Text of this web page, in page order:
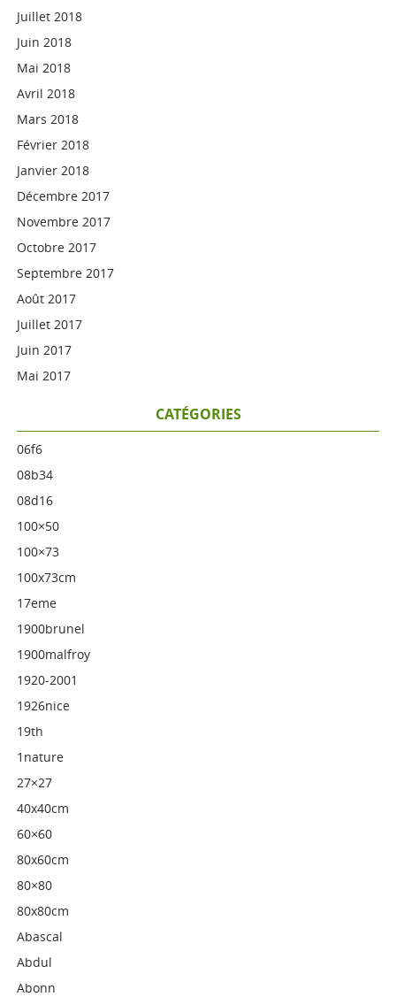
Juillet 2018
Juin 2018
Mai 2018
Avril 2018
Mars 2018
Février 2018
Janvier 2018
Décembre 2017
Novembre 2017
Octobre 2017
Septembre 2017
Août 2017
Juillet 2017
Juin 2017
Mai 2017
CATÉGORIES
06f6
08b34
08d16
100×50
100×73
100x73cm
17eme
1900brunel
1900malfroy
1920-2001
1926nice
19th
1nature
27×27
40x40cm
60×60
80x60cm
80×80
80x80cm
Abascal
Abdul
Abonn